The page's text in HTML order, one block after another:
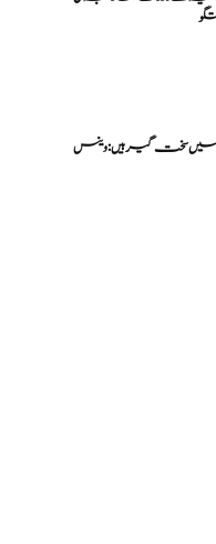
میں سخت گیر ہیں: وینس